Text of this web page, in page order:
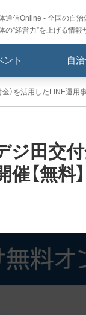
通信Online - 全国の自治
の“経営力”を上げる情報
ント 自
）を活用したLINE運用
ジ田交
【無料】